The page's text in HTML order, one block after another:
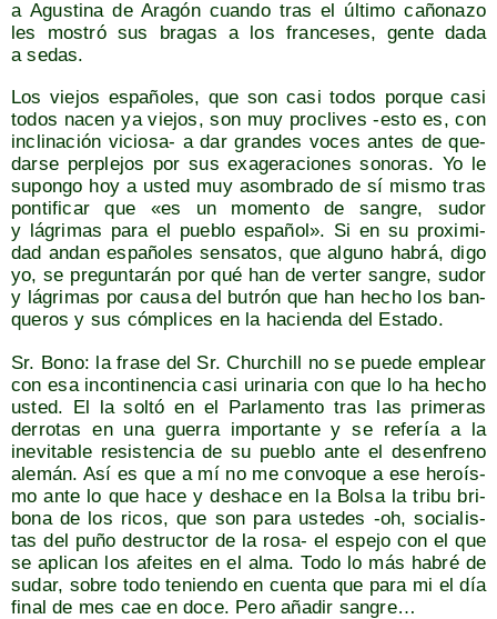
a Agus­ti­na de Ara­gón cuan­do tras el últi­mo caño­na­zo
les mos­tró sus bra­gas a los fran­ce­ses, gen­te dada
a sedas.
Los vie­jos espa­ño­les, que son casi todos por­que casi
todos nacen ya vie­jos, son muy pro­cli­ves ‑esto es, con
incli­na­ción vicio­sa- a dar gran­des voces antes de que­
dar­se per­ple­jos por sus exa­ge­ra­cio­nes sono­ras. Yo le
supon­go hoy a usted muy asom­bra­do de sí mis­mo tras
pon­ti­fi­car que «es un momen­to de san­gre, sudor
y lágri­mas para el pue­blo espa­ñol». Si en su pro­xi­mi­
dad andan espa­ño­les sen­sa­tos, que alguno habrá, digo
yo, se pre­gun­ta­rán por qué han de ver­ter san­gre, sudor
y lágri­mas por cau­sa del butrón que han hecho los ban­
que­ros y sus cóm­pli­ces en la hacien­da del Estado.
Sr. Bono: la fra­se del Sr. Chur­chill no se pue­de emplear
con esa incon­ti­nen­cia casi uri­na­ria con que lo ha hecho
usted. El la sol­tó en el Par­la­men­to tras las pri­me­ras
derro­tas en una gue­rra impor­tan­te y se refe­ría a la
inevi­ta­ble resis­ten­cia de su pue­blo ante el desen­freno
ale­mán. Así es que a mí no me con­vo­que a ese heroís­
mo ante lo que hace y des­ha­ce en la Bol­sa la tri­bu bri­
bo­na de los ricos, que son para uste­des ‑oh, socia­lis­
tas del puño des­truc­tor de la rosa- el espe­jo con el que
se apli­can los afei­tes en el alma. Todo lo más habré de
sudar, sobre todo tenien­do en cuen­ta que para mi el día
final de mes cae en doce. Pero aña­dir sangre…